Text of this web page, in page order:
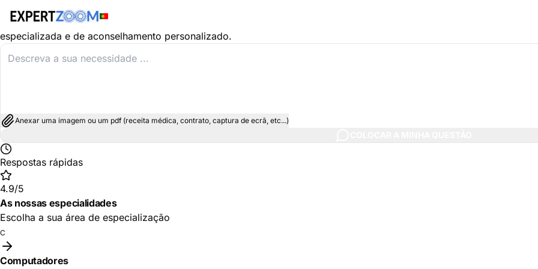
Descubra as especialidades na área de Eletrónica de Consumo
Os nossos especialistas em Eletrónica de Consumo são profissionais qualificados, disponíveis para responder a
especializada e de aconselhamento personalizado.
Anexar uma imagem ou um pdf (receita médica, contrato, captura de ecrã, etc...)
Respostas rápidas
4.9/5
As nossas especialidades
Escolha a sua área de especialização
C
Computadores